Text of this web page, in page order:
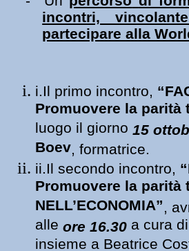
incontri,
partecipare alla
i.Il primo incontro,
Promuovere la parità
luogo il giorno 15
Boev, formatrice.
ii.Il secondo incontro,
Promuovere la parità
NELL’ECONOMIA”,
alle ore 16.30 a cura di
insieme a Beatrice